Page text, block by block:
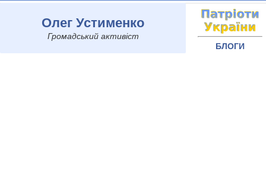
Олег Устименко
Громадський активіст
БЛОГИ